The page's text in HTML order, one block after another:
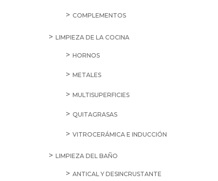
COMPLEMENTOS
LIMPIEZA DE LA COCINA
HORNOS
METALES
MULTISUPERFICIES
QUITAGRASAS
VITROCERÁMICA E INDUCCIÓN
LIMPIEZA DEL BAÑO
ANTICAL Y DESINCRUSTANTE